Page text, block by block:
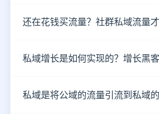
还在花钱买流量？社群私域流量才
私域增长是如何实现的？增长黑
私域是将公域的流量引流到私域